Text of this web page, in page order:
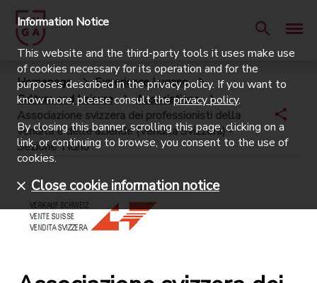
Homepage
Experience Lugano
Culture and Leisure
Associations
Associazione svizzera dei professionisti della
vendita e delle aziende (Vendita Svizzera) -
Sezione Ticino
Information Notice
This website and the third-party tools it uses make use
of cookies necessary for its operation and for the
purposes described in the privacy policy. If you want to
know more, please consult theprivacy policy.
By closing this banner, scrolling this page, clicking on a
link, or continuing to browse, you consent to the use of
cookies.
Close cookie information notice